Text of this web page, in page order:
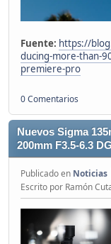
Fuente: https://
ducing-more-than-
premiere-pro
0 Comentarios
Nuevos Sigma
200mm F3.5-6.3 DG
Publicado en Noticias
Escrito por Ramón